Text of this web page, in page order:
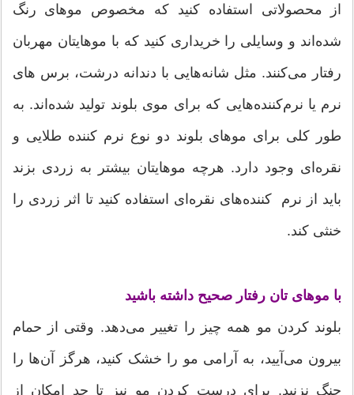
از محصولاتی استفاده کنید که مخصوص موهای رنگ‌
شده‌اند و وسایلی را خریداری کنید که با موهایتان مهربان
رفتار می‌کنند. مثل شانه‌هایی با دندانه درشت، برس های
نرم یا نرم‌کننده‌هایی که برای موی بلوند تولید شده‌اند. به‌
طور کلی برای موهای بلوند دو نوع نرم‌ کننده طلایی و
نقره‌ای وجود دارد. هرچه موهایتان بیشتر به زردی بزند
باید از نرم‌ کننده‌های نقره‌ای استفاده کنید تا اثر زردی را
خنثی کند.
با موهای تان رفتار صحیح داشته باشید
بلوند کردن مو همه‌ چیز را تغییر می‌دهد. وقتی از حمام
بیرون می‌آیید، به‌ آرامی مو را خشک‌ کنید، هرگز آن‌ها را
چنگ نزنید. برای درست کردن مو نیز تا حد امکان از